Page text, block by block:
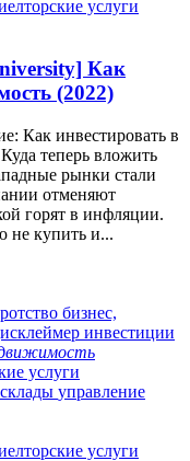
услуги
Как
(2022)
Как инвестировать в
теперь вложить
рынки стали
отменяют
горят в инфляции.
не купить и...
бизнес,
инвестиции
услуги
склады управление
услуги